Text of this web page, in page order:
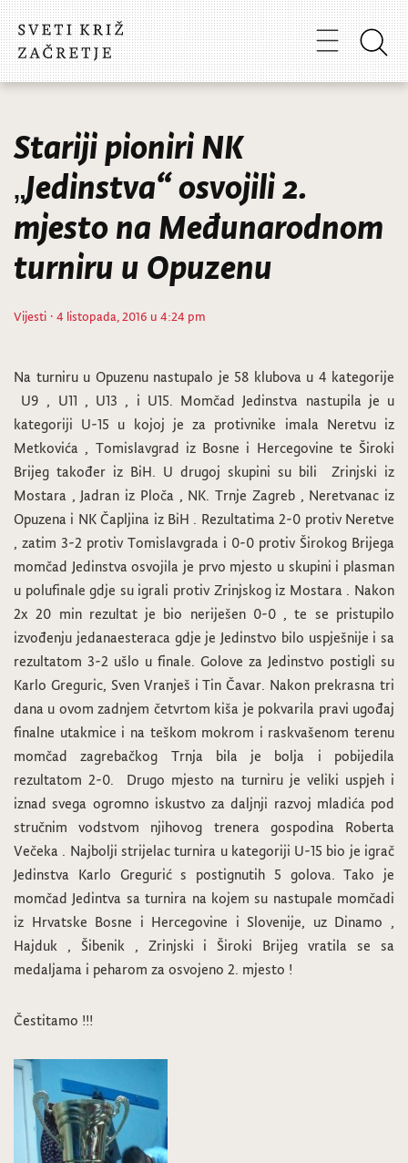
Stariji pioniri NK
„Jedinstva“ osvojili 2.
mjesto na Međunarodnom
turniru u Opuzenu
Vijesti · 4 listopada, 2016 u 4:24 pm
Na turniru u Opuzenu nastupalo je 58 klubova u 4 kategorije
U9 , U11 , U13 , i U15. Momčad Jedinstva nastupila je u
kategoriji U-15 u kojoj je za protivnike imala Neretvu iz
Metkovića , Tomislavgrad iz Bosne i Hercegovine te Široki
Brijeg također iz BiH. U drugoj skupini su bili Zrinjski iz
Mostara , Jadran iz Ploča , NK. Trnje Zagreb , Neretvanac iz
Opuzena i NK Čapljina iz BiH . Rezultatima 2-0 protiv Neretve
, zatim 3-2 protiv Tomislavgrada i 0-0 protiv Širokog Brijega
momčad Jedinstva osvojila je prvo mjesto u skupini i plasman
u polufinale gdje su igrali protiv Zrinjskog iz Mostara . Nakon
2x 20 min rezultat je bio neriješen 0-0 , te se pristupilo
izvođenju jedanaesteraca gdje je Jedinstvo bilo uspješnije i sa
rezultatom 3-2 ušlo u finale. Golove za Jedinstvo postigli su
Karlo Greguric, Sven Vranješ i Tin Čavar. Nakon prekrasna tri
dana u ovom zadnjem četvrtom kiša je pokvarila pravi ugođaj
finalne utakmice i na teškom mokrom i raskvašenom terenu
momčad zagrebačkog Trnja bila je bolja i pobijedila
rezultatom 2-0. Drugo mjesto na turniru je veliki uspjeh i
iznad svega ogromno iskustvo za daljnji razvoj mladića pod
stručnim vodstvom njihovog trenera gospodina Roberta
Večeka . Najbolji strijelac turnira u kategoriji U-15 bio je igrač
Jedinstva Karlo Gregurić s postignutih 5 golova. Tako je
momčad Jedintva sa turnira na kojem su nastupale momčadi
iz Hrvatske Bosne i Hercegovine i Slovenije, uz Dinamo ,
Hajduk , Šibenik , Zrinjski i Široki Brijeg vratila se sa
medaljama i peharom za osvojeno 2. mjesto !
Čestitamo !!!